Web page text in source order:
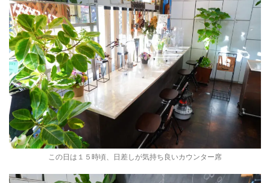
この日は１５時頃、日差しが気持ち良いカウンター席